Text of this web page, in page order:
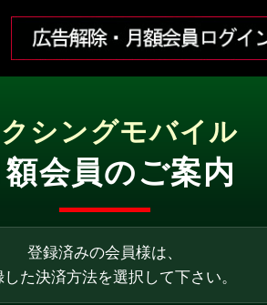
シングモバイル
額会員のご案内
登録済みの会員様は、
した決済方法を選択して下さい。